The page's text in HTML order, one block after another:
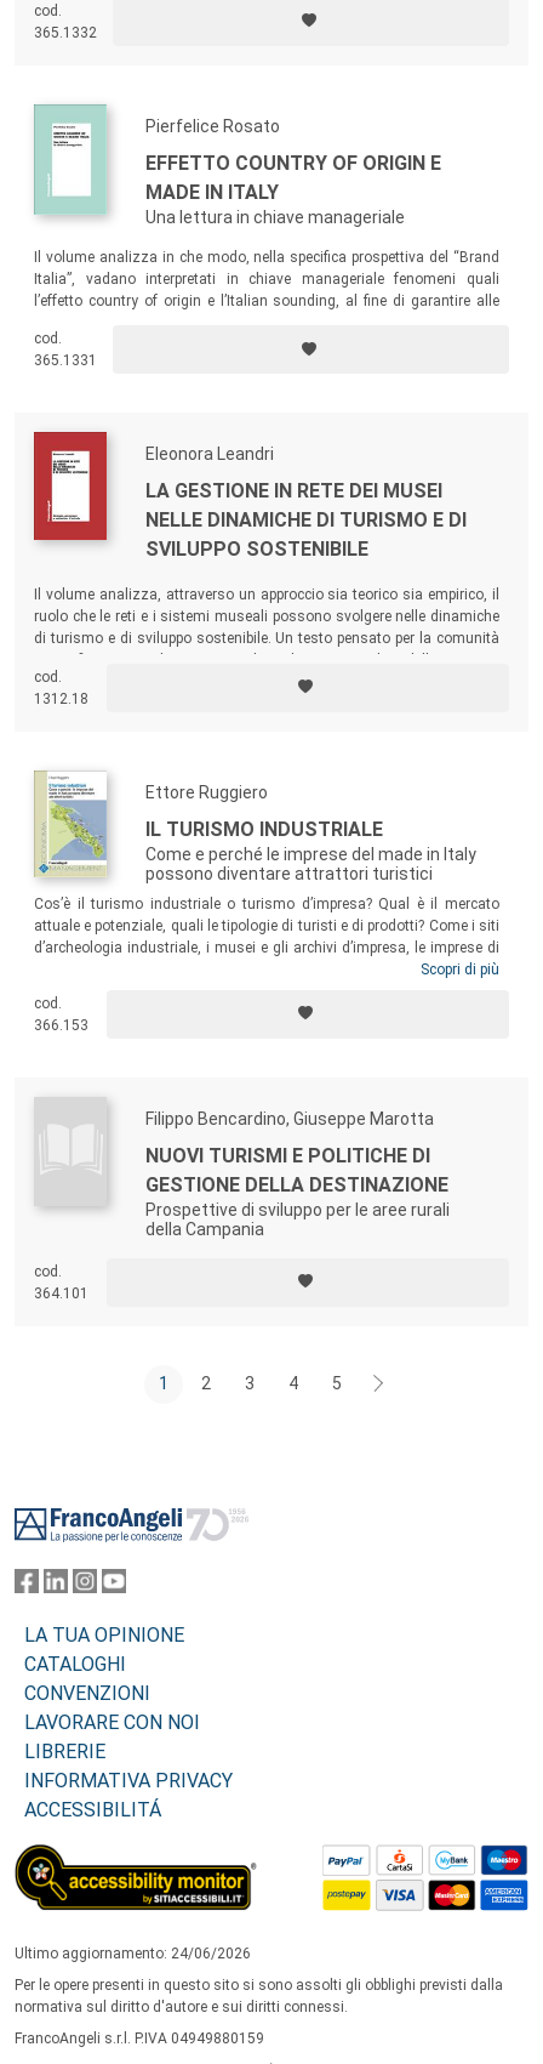
umano, socio-relazionale, semantico, economico-produttivo e
finanziario suo e dei suoi stakeholder. Il volume esplora come una
rivestono la governance e le tecnologie digitali dell’informazione e
della comunicazione, aprendo nuovi scenari per progettare esperienze
turistiche place-based e community-centred.
cod.
365.1332
Pierfelice Rosato
EFFETTO COUNTRY OF ORIGIN E
MADE IN ITALY
Una lettura in chiave manageriale
Il volume analizza in che modo, nella specifica prospettiva del “Brand
Italia”, vadano interpretati in chiave manageriale fenomeni quali
l’effetto country of origin e l’Italian sounding, al fine di garantire alle
internazionali la possibilità di coglierne i potenziali benefici e, al
contempo, acquisire consapevolezza delle eventuali criticità.
cod.
365.1331
Eleonora Leandri
LA GESTIONE IN RETE DEI MUSEI
NELLE DINAMICHE DI TURISMO E DI
SVILUPPO SOSTENIBILE
Il volume analizza, attraverso un approccio sia teorico sia empirico, il
ruolo che le reti e i sistemi museali possono svolgere nelle dinamiche
di turismo e di sviluppo sostenibile. Un testo pensato per la comunità
integrata del patrimonio culturale, possono trovarvi spunti di
riflessione.
cod.
1312.18
Ettore Ruggiero
IL TURISMO INDUSTRIALE
Come e perché le imprese del made in Italy
possono diventare attrattori turistici
Cos’è il turismo industriale o turismo d’impresa? Qual è il mercato
attuale e potenziale, quali le tipologie di turisti e di prodotti? Come i siti
d’archeologia industriale, i musei e gli archivi d’impresa, le imprese di
tutti i settori, piccole e grandi, possono diventare luoghi di attrazione
le esperienze di imprese che hanno aperto le porte ai visitatori e i
modelli di reti in alcuni paesi europei e in alcuni territori italiani.
Scopri di più
cod.
366.153
Filippo Bencardino, Giuseppe Marotta
NUOVI TURISMI E POLITICHE DI
GESTIONE DELLA DESTINAZIONE
Prospettive di sviluppo per le aree rurali
della Campania
cod.
364.101
1 2 3 4 5
LA TUA OPINIONE
CATALOGHI
CONVENZIONI
LAVORARE CON NOI
LIBRERIE
INFORMATIVA PRIVACY
ACCESSIBILITÁ
Ultimo aggiornamento: 24/06/2026
Per le opere presenti in questo sito si sono assolti gli obblighi previsti dalla
normativa sul diritto d'autore e sui diritti connessi.
FrancoAngeli s.r.l. P.IVA 04949880159